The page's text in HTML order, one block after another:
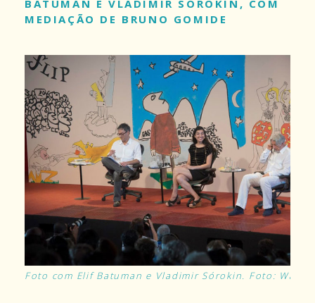
BATUMAN E VLADIMIR SÓROKIN, COM
MEDIAÇÃO DE BRUNO GOMIDE
Foto com Elif Batuman e Vladimir Sórokin. Foto: